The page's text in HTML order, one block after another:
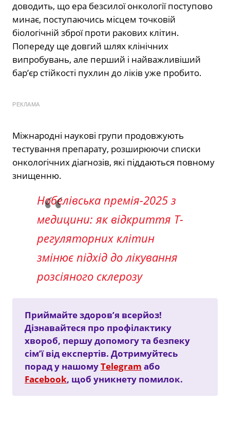
доводить, що ера безсилої онкології поступово
минає, поступаючись місцем точковій
біологічній зброї проти ракових клітин.
Попереду ще довгий шлях клінічних
випробувань, але перший і найважливіший
бар’єр стійкості пухлин до ліків уже пробито.
РЕКЛАМА
Міжнародні наукові групи продовжують
тестування препарату, розширюючи списки
онкологічних діагнозів, які піддаються повному
знищенню.
Нобелівська премія-2025 з
медицини: як відкриття Т-
регуляторних клітин
змінює підхід до лікування
розсіяного склерозу
Приймайте здоров’я всерйоз!
Дізнавайтеся про профілактику
хвороб, першу допомогу та безпеку
сім’ї від експертів. Дотримуйтесь
порад у нашомуTelegram або
Facebook, щоб уникнету помилок.